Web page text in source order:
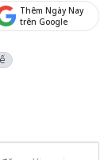
Thêm Ngày Nay
trên Google